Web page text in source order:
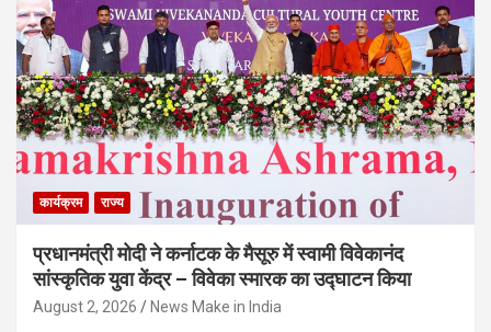
कार्यक्रम राज्य
प्रधानमंत्री मोदी ने कर्नाटक के मैसूरु में स्वामी विवेकानंद
सांस्कृतिक युवा केंद्र – विवेका स्मारक का उद्घाटन किया
August 2, 2026 News Make in India